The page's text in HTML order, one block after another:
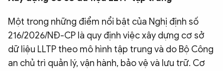
Video Ảnh
Infographic
Chuyên trang An ninh thế giới
Văn nghệ Công an
Chuyên đề
Một trong những điểm nổi bật của Nghị định số
216/2026/NĐ-CP là quy định việc xây dựng cơ sở
dữ liệu LLTP theo mô hình tập trung và do Bộ Công
an chủ trì quản lý, vận hành, bảo vệ và lưu trữ. Cơ